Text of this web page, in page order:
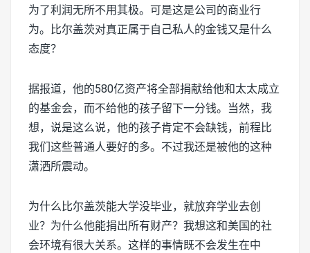
为了利润无所不用其极。可是这是公司的商业行
为。比尔盖茨对真正属于自己私人的金钱又是什么
态度？
据报道，他的580亿资产将全部捐献给他和太太成立
的基金会，而不给他的孩子留下一分钱。当然，我
想，说是这么说，他的孩子肯定不会缺钱，前程比
我们这些普通人要好的多。不过我还是被他的这种
潇洒所震动。
为什么比尔盖茨能大学没毕业，就放弃学业去创
业？为什么他能捐出所有财产？我想这和美国的社
会环境有很大关系。这样的事情既不会发生在中